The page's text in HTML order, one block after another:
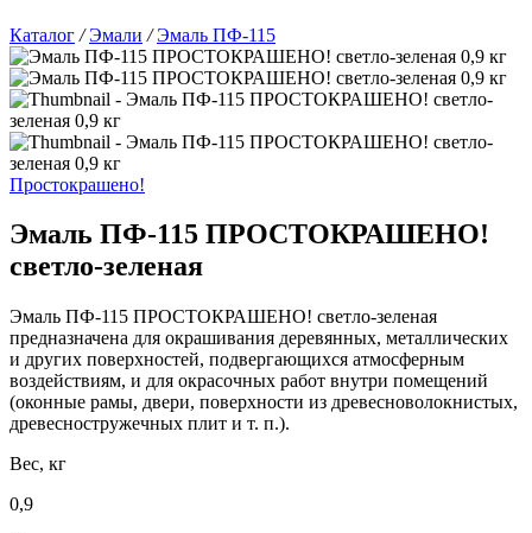
Каталог / Эмали / Эмаль ПФ-115
Простокрашено!
Эмаль ПФ-115 ПРОСТОКРАШЕНО!
светло-зеленая
Эмаль ПФ-115 ПРОСТОКРАШЕНО! светло-зеленая
предназначена для окрашивания деревянных, металлических
и других поверхностей, подвергающихся атмосферным
воздействиям, и для окрасочных работ внутри помещений
(оконные рамы, двери, поверхности из древесноволокнистых,
древесностружечных плит и т. п.).
Вес, кг
0,9